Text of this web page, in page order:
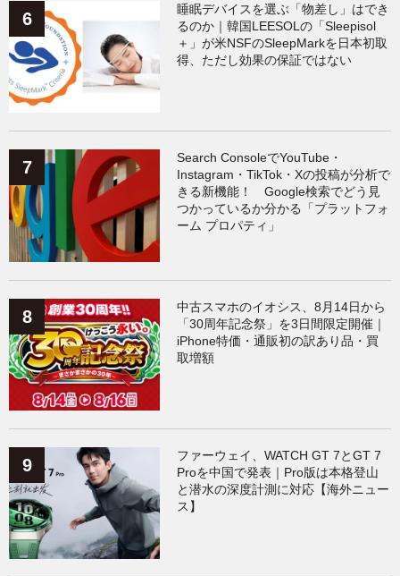
睡眠デバイスを選ぶ「物差し」はでき
るのか｜韓国LEESOLの「Sleepisol
＋」が米NSFのSleepMarkを日本初取
得、ただし効果の保証ではない
Search ConsoleでYouTube・
Instagram・TikTok・Xの投稿が分析で
きる新機能！ Google検索でどう見
つかっているか分かる「プラットフォ
ーム プロパティ」
中古スマホのイオシス、8月14日から
「30周年記念祭」を3日間限定開催｜
iPhone特価・通販初の訳あり品・買
取増額
ファーウェイ、WATCH GT 7とGT 7
Proを中国で発表｜Pro版は本格登山
と潜水の深度計測に対応【海外ニュー
ス】